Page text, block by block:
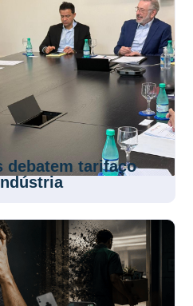
debatem tarifaço